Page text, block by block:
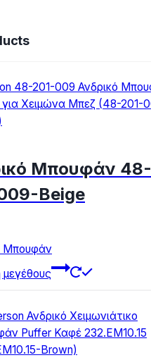
Μπουφάν 48-
Beige
Μπουφάν
μεγέθους
multiple
variants.